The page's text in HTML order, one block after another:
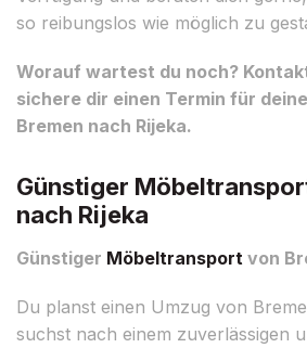
so reibungslos wie möglich zu
Worauf wartest du noch?
sichere dir einen Termin für
Bremen nach Rijeka.
Günstiger
nach Rijeka
Günstiger Möbeltransport von
Du planst einen Umzug von
suchst nach einem zuverlässigen